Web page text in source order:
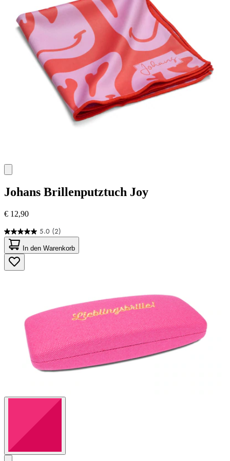
Johans Brillenputztuch Joy
€ 12,90
5.0 (2)
5.0
von
5
Sternen.
2
In den Warenkorb